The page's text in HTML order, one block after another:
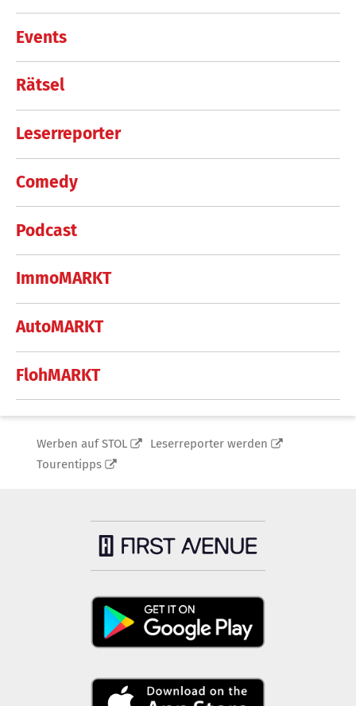
Events
Rätsel
Leserreporter
Comedy
Podcast
ImmoMARKT
AutoMARKT
FlohMARKT
Werben auf STOL
Leserreporter werden
Tourentipps